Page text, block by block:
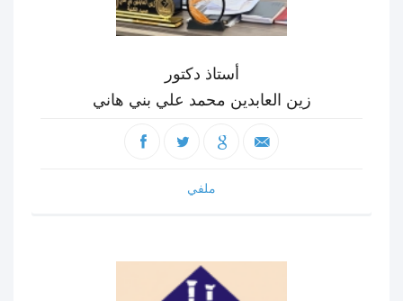
أستاذ دكتور
زين العابدين محمد علي بني هاني
ملفي